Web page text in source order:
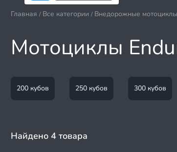
Главная / Все категории / Внедорожные мотоциклы
Мотоциклы
200 кубов 250 кубов 300 кубов
Найдено 4 товара